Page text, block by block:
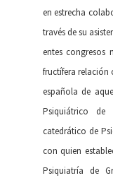
en estrecha
través de su
entes congresos
fructífera relación
española de
Psiquiátrico de
catedrático de
con quien
Psiquiatría de